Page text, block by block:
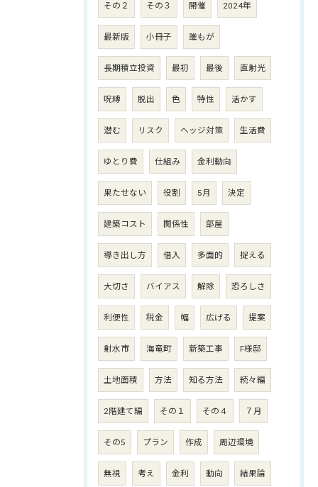
その２ その３ 開催 2024年
最新版 小冊子 誰もが
長期積立投資 最初 最後 直射光
呪縛 脱出 色 特性 活かす
潜む リスク ヘッジ対策 生活費
ゆとり費 仕組み 金利動向
果たせない 役割 5月 決定
建築コスト 関係性 部屋
導き出し方 借入 多面的 捉える
大切さ バイアス 解除 恐ろしさ
利便性 税金 幅 広げる 提案
射水市 海竜町 新築工事 F様邸
土地面積 方法 知る方法 続々編
2階建て編 その１ その４ ７月
その5 プラン 作成 周辺環境
無視 考え 金利 動向 結果論